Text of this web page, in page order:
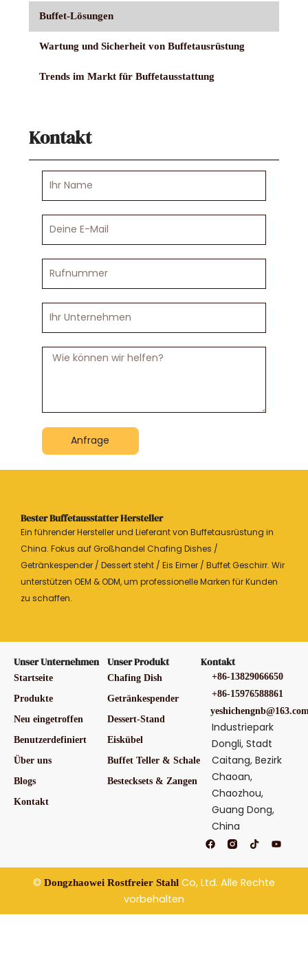
Buffet-Lösungen
Wartung und Sicherheit von Buffetausrüstung
Trends im Markt für Buffetausstattung
Kontakt
Name
E-
Unternehmen
Nachricht
Anfrage
Bester Buffetausstatter Hersteller
Ein führender Hersteller und Lieferant von Buffetausrüstung in
China. Fokus auf Großhandel Chafing Dishes /
Getränkespender / Dessert steht / Eis Eimer / Buffet Geschirr. Wir
unterstützen OEM & ODM, um professionelle Marken für Kunden
zu schaffen.
Unser Unternehmen
Startseite
Produkte
Neu eingetroffen
Benutzerdefiniert
Über uns
Blogs
Kontakt
Unser Produkt
Chafing Dish
Getränkespender
Dessert-Stand
Eiskübel
Buffet Teller & Schale
Bestecksets & Zangen
Kontakt
+86-13829066650
+86-15976588861
Industriepark
Dongli, Stadt
Caitang, Bezirk
Chaoan,
Chaozhou,
Guang Dong,
China
F
a
e
b
o
T
i
t
k
Y
o
t
© Dongzhaowei Rostfreier Stahl Co, Ltd. Alle Rechte
vorbehalten